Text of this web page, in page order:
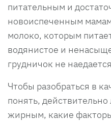
питательным и
новоиспеченным
молоко, которым
водянистое и
грудничок не
Чтобы разобраться в
понять,
жирным, какие